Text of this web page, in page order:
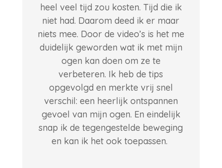
heel veel tijd zou kosten. Tijd die ik
niet had. Daarom deed ik er maar
niets mee. Door de video’s is het me
duidelijk geworden wat ik met mijn
ogen kan doen om ze te
verbeteren. Ik heb de tips
opgevolgd en merkte vrij snel
verschil: een heerlijk ontspannen
gevoel van mijn ogen. En eindelijk
snap ik de tegengestelde beweging
en kan ik het ook toepassen.